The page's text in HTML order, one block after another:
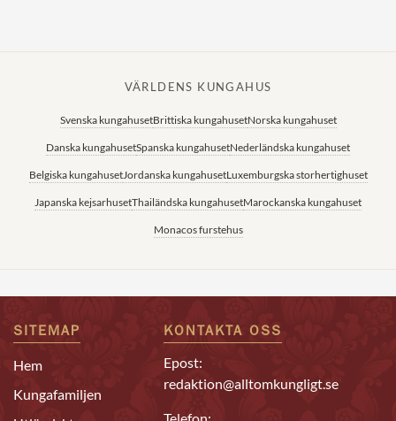
VÄRLDENS KUNGAHUS
Svenska kungahusetBrittiska kungahusetNorska kungahuset
Danska kungahusetSpanska kungahusetNederländska kungahuset
Belgiska kungahusetJordanska kungahusetLuxemburgska storhertighuset
Japanska kejsarhusetThailändska kungahusetMarockanska kungahuset
Monacos furstehus
SITEMAP
Hem
Kungafamiljen
KONTAKTA OSS
Epost:
redaktion@alltomkungligt.se